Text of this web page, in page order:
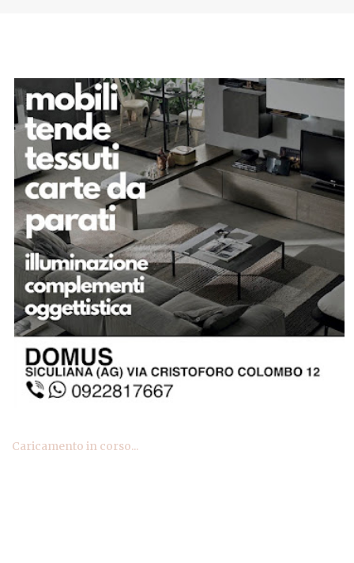
Caricamento in corso...